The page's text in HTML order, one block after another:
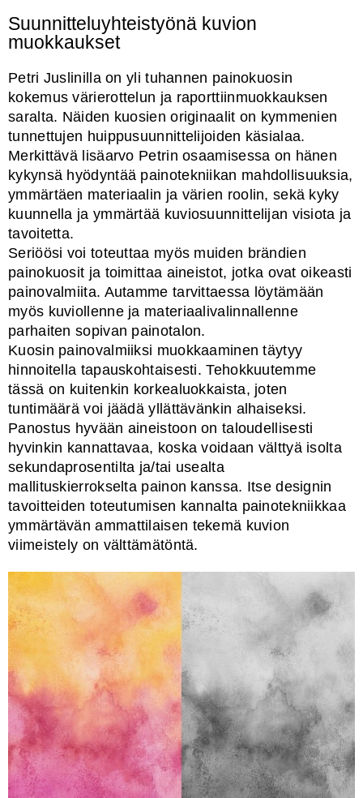
Suunnitteluyhteistyönä kuvion
muokkaukset
Petri Juslinilla on yli tuhannen painokuosin
kokemus värierottelun ja raporttiinmuokkauksen
saralta. Näiden kuosien originaalit on kymmenien
tunnettujen huippusuunnittelijoiden käsialaa.
Merkittävä lisäarvo Petrin osaamisessa on hänen
kykynsä hyödyntää painotekniikan mahdollisuuksia,
ymmärtäen materiaalin ja värien roolin, sekä kyky
kuunnella ja ymmärtää kuviosuunnittelijan visiota ja
tavoitetta.
Seriöösi voi toteuttaa myös muiden brändien
painokuosit ja toimittaa aineistot, jotka ovat oikeasti
painovalmiita. Autamme tarvittaessa löytämään
myös kuviollenne ja materiaalivalinnallenne
parhaiten sopivan painotalon.
Kuosin painovalmiiksi muokkaaminen täytyy
hinnoitella tapauskohtaisesti. Tehokkuutemme
tässä on kuitenkin korkealuokkaista, joten
tuntimäärä voi jäädä yllättävänkin alhaiseksi.
Panostus hyvään aineistoon on taloudellisesti
hyvinkin kannattavaa, koska voidaan välttyä isolta
sekundaprosentilta ja/tai usealta
mallituskierrokselta painon kanssa. Itse designin
tavoitteiden toteutumisen kannalta painotekniikkaa
ymmärtävän ammattilaisen tekemä kuvion
viimeistely on välttämätöntä.